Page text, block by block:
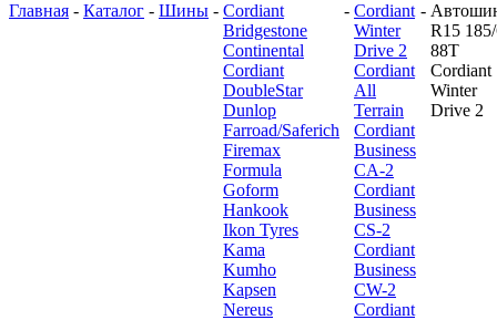
Главная - Каталог - Шины - Cordiant
Bridgestone
Continental
Cordiant
DoubleStar
Dunlop
Farroad/Saferich
Firemax
Formula
Goform
Hankook
Ikon Tyres
Kama
Kumho
Kapsen
Nereus
- Cordiant
Winter
Drive 2
Cordiant
All
Terrain
Cordiant
Business
CA-2
Cordiant
Business
CS-2
Cordiant
Business
CW-2
Cordiant
-
R15
88T
Cordiant
Winter
Drive 2